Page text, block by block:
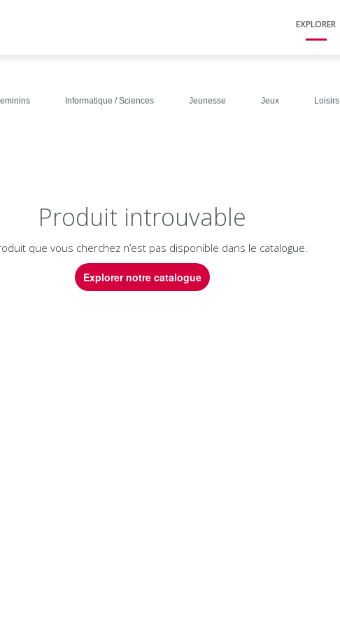
EXPLORER
Informatique / Sciences Jeunesse Jeux Loisirs
Produit introuvable
que vous cherchez n’est pas disponible dans le catalogue.
Explorer notre catalogue